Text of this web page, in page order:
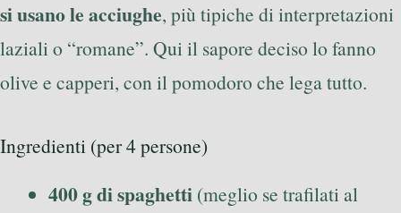
si usano le acciughe, più tipiche di interpretazioni
laziali o “romane”. Qui il sapore deciso lo fanno
olive e capperi, con il pomodoro che lega tutto.
Ingredienti (per 4 persone)
400 g di spaghetti (meglio se trafilati al